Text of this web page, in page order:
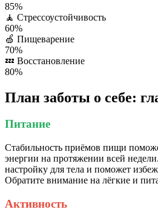
85%
🧘 Стрессоустойчивость
60%
🍏 Пищеварение
70%
💤 Восстановление
80%
План заботы о себе:
Питание
Стабильность приёмов пищи
энергии на протяжении всей
настройку для тела и поможет
Обратите внимание на лёгкие и
Активность